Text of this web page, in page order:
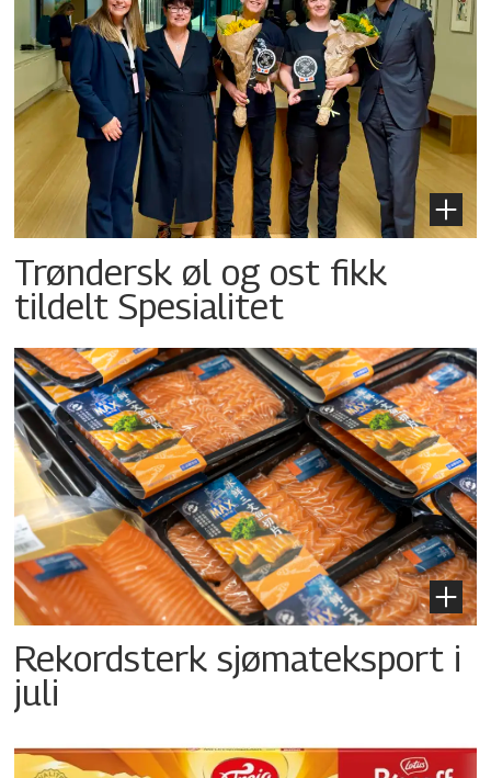
Trøndersk øl og ost fikk
tildelt Spesialitet
Rekordsterk sjømateksport i
juli